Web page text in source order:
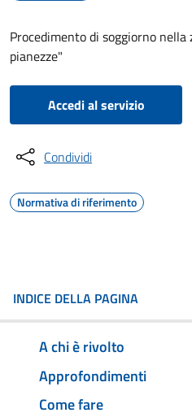
Procedimento di soggiorno
pianezze"
Accedi al servizio
Condividi
Normativa di riferimento
INDICE DELLA PAGINA
A chi è rivolto
Approfondimenti
Come fare